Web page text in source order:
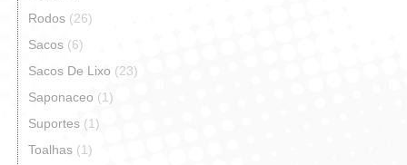
Rodos (26)
Sacos (6)
Sacos De Lixo (23)
Saponaceo (1)
Suportes (1)
Toalhas (1)